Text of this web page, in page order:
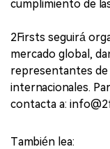
cumplimiento de
2Firsts seguirá
mercado global,
representantes
internacionales.
contacta a:
También lea: